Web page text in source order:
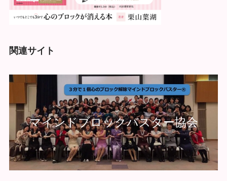
関連サイト
マインドブロックバスター協会